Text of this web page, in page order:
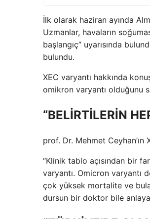
İlk olarak haziran ayında
Uzmanlar, havaların
başlangıç” uyarısında
bulundu.
XEC varyantı hakkında
omikron varyantı olduğunu
“BELİRTİLERİN
prof. Dr. Mehmet Ceyhan’ın
“Klinik tablo açısından bir
varyantı. Omicron varyantı
çok yüksek mortalite ve
dursun bir doktor bile